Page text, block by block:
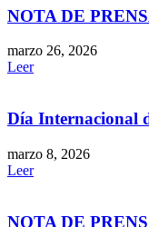
NOTA DE
marzo 26, 2026
Leer
Día Internacional
marzo 8, 2026
Leer
NOTA DE